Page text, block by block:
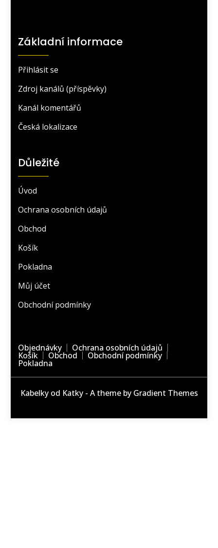
Základní informace
Přihlásit se
Zdroj kanálů (příspěvky)
Kanál komentářů
Česká lokalizace
Důležité
Úvod
Ochrana osobních údajů
Obchod
Košík
Pokladna
Můj účet
Obchodní podmínky
Objednávky Ochrana osobních údajů
Košík Obchod Obchodní podmínky
Pokladna
Kabelky od Katky - A theme by Gradient Themes